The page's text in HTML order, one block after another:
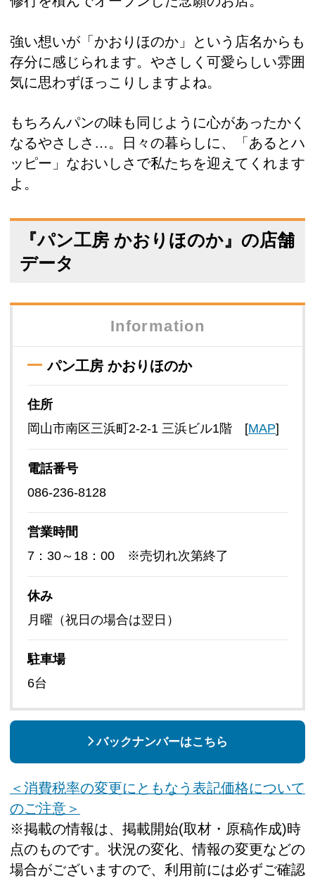
強い想いが「かおりほのか」という店名からも
存分に感じられます。やさしく可愛らしい雰囲
気に思わずほっこりしますよね。
もちろんパンの味も同じように心があったかく
なるやさしさ…。日々の暮らしに、「あるとハ
ッピー」なおいしさで私たちを迎えてくれます
よ。
『パン工房 かおりほのか』の店舗
データ
Information
パン工房 かおりほのか
住所
岡山市南区三浜町2-2-1 三浜ビル1階 [MAP]
電話番号
086-236-8128
営業時間
7：30～18：00 ※売切れ次第終了
休み
月曜（祝日の場合は翌日）
駐車場
6台
バックナンバーはこちら
＜消費税率の変更にともなう表記価格について
のご注意＞
※掲載の情報は、掲載開始(取材・原稿作成)時
点のものです。状況の変化、情報の変更などの
場合がございますので、利用前には必ずご確認